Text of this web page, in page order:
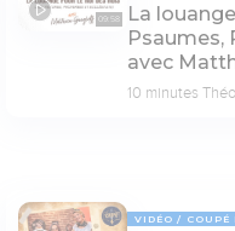
09:58
La
Psaumes,
avec
10 minutes
VIDÉO COUPÉ